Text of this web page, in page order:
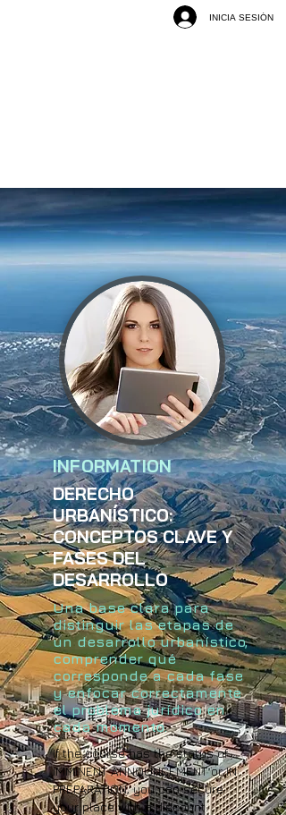
INICIA SESIÓN
INFORMATION
DERECHO
URBANÍSTICO:
CONCEPTOS CLAVE Y
FASES DEL
DESARROLLO
Una base clara para
distinguir las etapas de
un desarrollo urbanístico,
comprender qué
corresponde a cada fase
y enfocar correctamente
el problema jurídico en
cada momento.
If the course has the status of
IMMINENT ANNOUNCEMENT or IN
PREPARATION, you can secure
your place with a discount.